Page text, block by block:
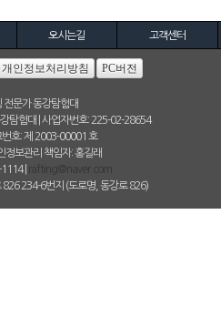
오시는길 고객센터
개인정보처리방침 PC버전
전문가 동강탐험대
탐험대 | 사업자번호: 225-02-28654
호: 제 2003-00001 호
정보관리 책임자: 홍길래
| rafting@naver.com
826 234-6번지 (도로명, 동강로 826)